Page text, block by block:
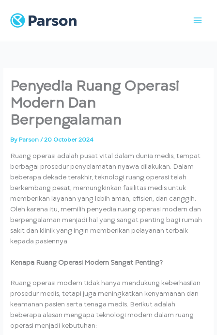
content
Penyedia Ruang Operasi
Modern Dan
Berpengalaman
By Parson/20 October 2024
Ruang operasi adalah pusat vital dalam dunia medis, tempat
berbagai prosedur penyelamatan nyawa dilakukan. Dalam
beberapa dekade terakhir, teknologi ruang operasi telah
berkembang pesat, memungkinkan fasilitas medis untuk
memberikan layanan yang lebih aman, efisien, dan canggih.
Oleh karena itu, memilih penyedia ruang operasi modern dan
berpengalaman menjadi hal yang sangat penting bagi rumah
sakit dan klinik yang ingin memberikan pelayanan terbaik
kepada pasiennya.
Kenapa Ruang Operasi Modern Sangat Penting?
Ruang operasi modern tidak hanya mendukung keberhasilan
prosedur medis, tetapi juga meningkatkan kenyamanan dan
keamanan pasien serta tenaga medis. Berikut adalah
beberapa alasan mengapa teknologi modern dalam ruang
operasi menjadi kebutuhan: